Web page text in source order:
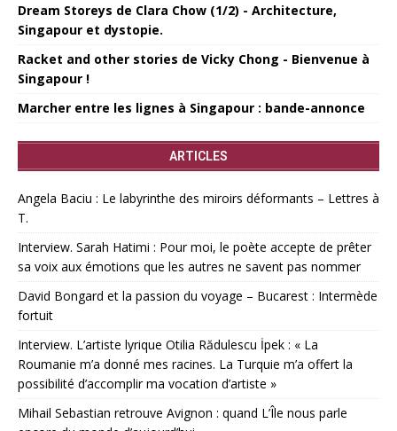
Dream Storeys de Clara Chow (1/2) - Architecture,
Singapour et dystopie.
Racket and other stories de Vicky Chong - Bienvenue à
Singapour !
Marcher entre les lignes à Singapour : bande-annonce
ARTICLES
Angela Baciu : Le labyrinthe des miroirs déformants – Lettres à
T.
Interview. Sarah Hatimi : Pour moi, le poète accepte de prêter
sa voix aux émotions que les autres ne savent pas nommer
David Bongard et la passion du voyage – Bucarest : Intermède
fortuit
Interview. L’artiste lyrique Otilia Rădulescu İpek : « La
Roumanie m’a donné mes racines. La Turquie m’a offert la
possibilité d’accomplir ma vocation d’artiste »
Mihail Sebastian retrouve Avignon : quand L’Île nous parle